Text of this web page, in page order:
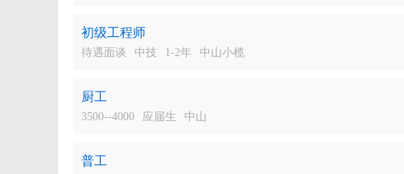
初级工程师
待遇面谈
中技 1-2年 中山小榄
厨工
3500--4000
应届生 中山
普工